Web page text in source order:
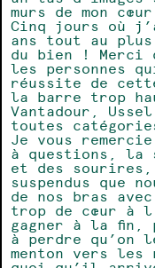
murs de mon
Cinq jours où
ans tout au
du bien ! Merci
les personnes
réussite de
la barre trop
Vantadour,
toutes
Je vous
à questions, la
et des sourires,
suspendus que
de nos bras
trop de cœur à
gagner à la fin,
à perdre
menton vers les